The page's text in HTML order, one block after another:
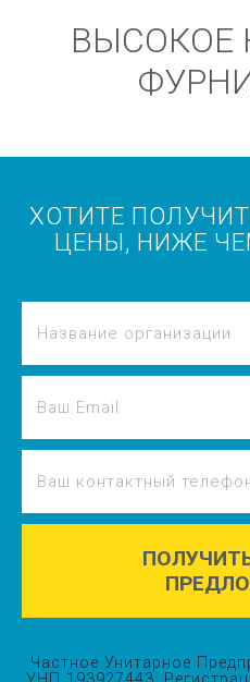
ВЫСОКОЕ
ХОТИТЕ
ЦЕНЫ, НИЖЕ
Частное Унитарное